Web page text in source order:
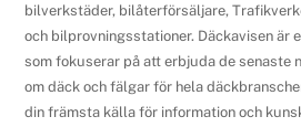
bilverkstäder, bilåterförsäljare,
och bilprovningsstationer. Däckavisen är
som fokuserar på att erbjuda de senaste
om däck och fälgar för hela
din främsta källa för information och